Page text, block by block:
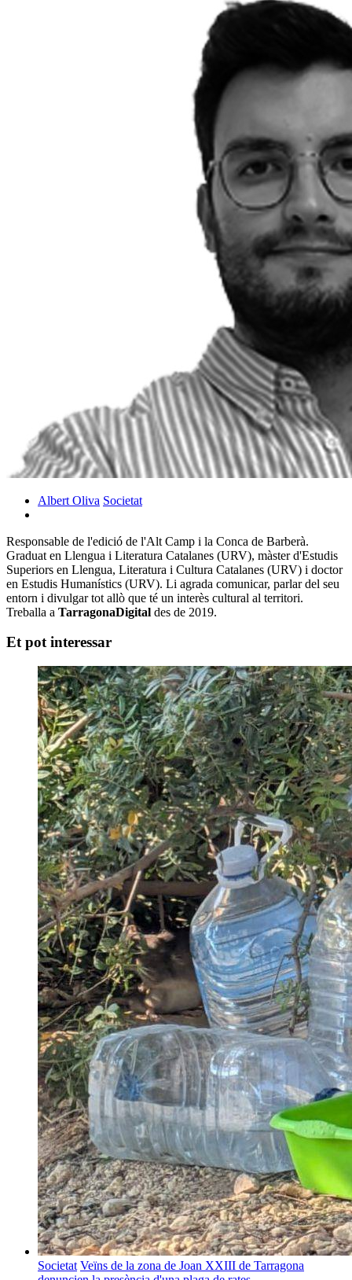
Albert Oliva Societat
Responsable de l'edició de l'Alt Camp i la Conca de Barberà.
Graduat en Llengua i Literatura Catalanes (URV), màster d'Estudis
Superiors en Llengua, Literatura i Cultura Catalanes (URV) i doctor
en Estudis Humanístics (URV). Li agrada comunicar, parlar del seu
entorn i divulgar tot allò que té un interès cultural al territori.
Treballa a TarragonaDigital des de 2019.
Et pot interessar
Societat Veïns de la zona de Joan XXIII de Tarragona